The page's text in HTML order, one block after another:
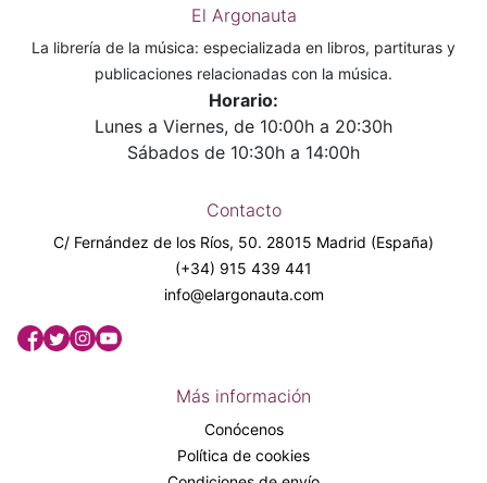
El Argonauta
La librería de la música: especializada en libros, partituras y
publicaciones relacionadas con la música.
Horario:
Lunes a Viernes, de 10:00h a 20:30h
Sábados de 10:30h a 14:00h
Contacto
C/ Fernández de los Ríos, 50. 28015 Madrid (España)
(+34) 915 439 441
info@elargonauta.com
Más información
Conócenos
Política de cookies